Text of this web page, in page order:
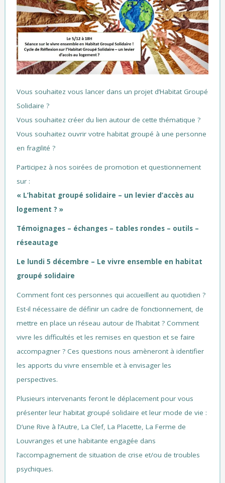
Vous souhaitez vous lancer dans un projet d’Habitat Groupé
Solidaire ?
Vous souhaitez créer du lien autour de cette thématique ?
Vous souhaitez ouvrir votre habitat groupé à une personne
en fragilité ?
Participez à nos soirées de promotion et questionnement
sur :
« L’habitat groupé solidaire – un levier d’accès au
logement ?»
Témoignages – échanges – tables rondes – outils –
réseautage
Le lundi 5 décembre – Le vivre ensemble en habitat
groupé solidaire
Comment font ces personnes qui accueillent au quotidien ?
Est-il nécessaire de définir un cadre de fonctionnement, de
mettre en place un réseau autour de l’habitat ? Comment
vivre les difficultés et les remises en question et se faire
accompagner ? Ces questions nous amèneront à identifier
les apports du vivre ensemble et à envisager les
perspectives.
Plusieurs intervenants feront le déplacement pour vous
présenter leur habitat groupé solidaire et leur mode de vie :
D’une Rive à l’Autre, La Clef, La Placette, La Ferme de
Louvranges et une habitante engagée dans
l’accompagnement de situation de crise et/ou de troubles
psychiques.